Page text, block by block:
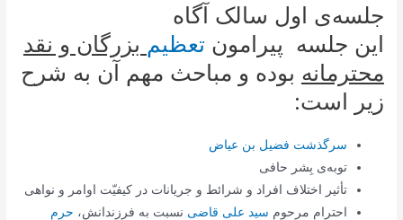
جلسه‌ی اول سالک آگاه
این جلسه پیرامونتعظیم بزرگان و نقد
محترمانه بوده و مباحث مهم آن به شرح
زیر است:
سرگذشت فضیل بن عیاض
توبه‌ی بِشر حافی
تأثیر اختلاف افراد و شرائط و جریانات در کیفیّت اوامر و نواهی
احترام مرحوم سید علی قاضی نسبت به فرزندانش، حرم